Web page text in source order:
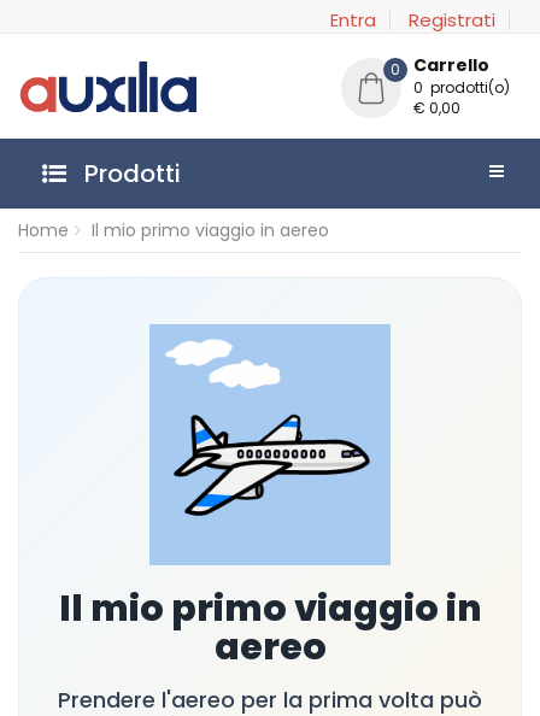
Entra Registrati
0 Carrello
0 prodotti(o)
€ 0,00
Prodotti
Home Il mio primo viaggio in aereo
Il mio primo viaggio in
aereo
Prendere l'aereo per la prima volta può